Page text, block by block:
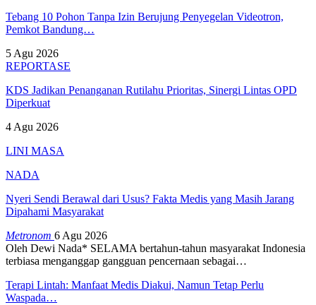
Tebang 10 Pohon Tanpa Izin Berujung Penyegelan Videotron,
Pemkot Bandung…
5 Agu 2026
REPORTASE
KDS Jadikan Penanganan Rutilahu Prioritas, Sinergi Lintas OPD
Diperkuat
4 Agu 2026
LINI MASA
NADA
Nyeri Sendi Berawal dari Usus? Fakta Medis yang Masih Jarang
Dipahami Masyarakat
Metronom 6 Agu 2026
Oleh Dewi Nada* SELAMA bertahun-tahun masyarakat Indonesia
terbiasa menganggap gangguan pencernaan sebagai…
Terapi Lintah: Manfaat Medis Diakui, Namun Tetap Perlu
Waspada…